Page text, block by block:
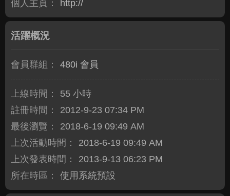
個人主頁： http://
活躍概況
會員群組： 480i 會員
上線時間：
55 小時
註冊時間：
2012-9-23 07:34 PM
最後瀏覽：
2018-6-19 09:49 AM
上次活動時間：
2018-6-19 09:49 AM
上次發表時間：
2013-9-13 06:23 PM
所在時區：
使用系統預設